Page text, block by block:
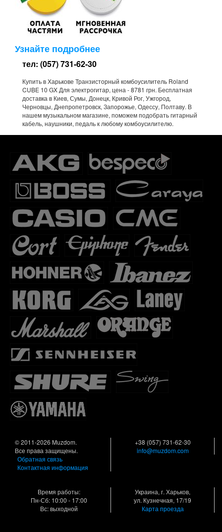
Узнайте подробнее
тел: (057) 731-62-30
Купить в Харькове Транзисторный комбоусилитель Roland
CUBE 10 GX Для электрогитар, цена - 8781 грн. Бесплатная
доставка в Киев, Сумы, Донецк, Кривой Рог, Ужгород,
Черновцы, Днепропетровск, Запорожье, Одессу, Полтаву. В
нашем музыкальном магазине, поможем подобрать гитарный
кабель, наушники, педаль к любому комбоусилителю.
© 2011-2026 Muzdom.
Все права защищены.
Обратная связь
Контактная информация
+38 (057) 731-62-30
info@muzdom.com
Время работы:
Пн-Сб: 10:00 - 17:00
Вс: выходной
Украина, г. Харьков,
ул. Кузнечная, 17/19
Карта проезда